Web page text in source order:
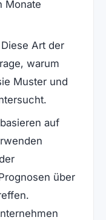
Monate
Art der
warum
Muster und
auf
über